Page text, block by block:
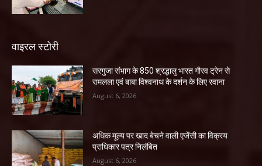
वाइरल स्टोरी
सरगुजा संभाग के 850 श्रद्धालु भारत गौरव ट्रेन से
रामलला एवं बाबा विश्वनाथ के दर्शन के लिए रवाना
August 6, 2026
अधिक मूल्य पर खाद बेचने वाली एजेंसी का विक्रय
प्राधिकार पत्र निलंबित
August 6, 2026